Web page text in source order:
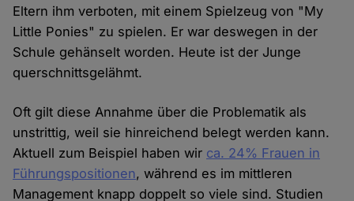
Eltern ihm verboten, mit einem Spielzeug von "My
Little Ponies" zu spielen. Er war deswegen in der
Schule gehänselt worden. Heute ist der Junge
querschnittsgelähmt.
Oft gilt diese Annahme über die Problematik als
unstrittig, weil sie hinreichend belegt werden kann.
Aktuell zum Beispiel haben wir ca. 24% Frauen in
Führungspositionen, während es im mittleren
Management knapp doppelt so viele sind. Studien